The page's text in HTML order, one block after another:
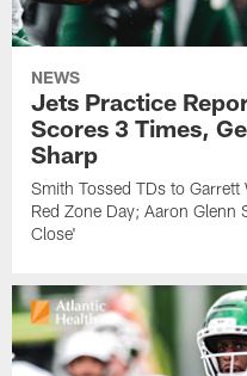
NEWS
Jets Practice
Scores 3 Times,
Sharp
Smith Tossed TDs to
Red Zone Day; Aaron Glenn
Close'